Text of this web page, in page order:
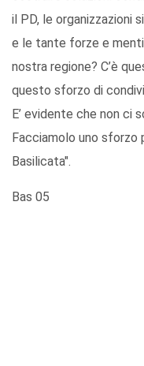
il PD, le organizzazioni
e le tante forze e
nostra regione? C’è
questo sforzo di
E’ evidente che non ci
Facciamolo uno sforzo
Basilicata".
Bas 05